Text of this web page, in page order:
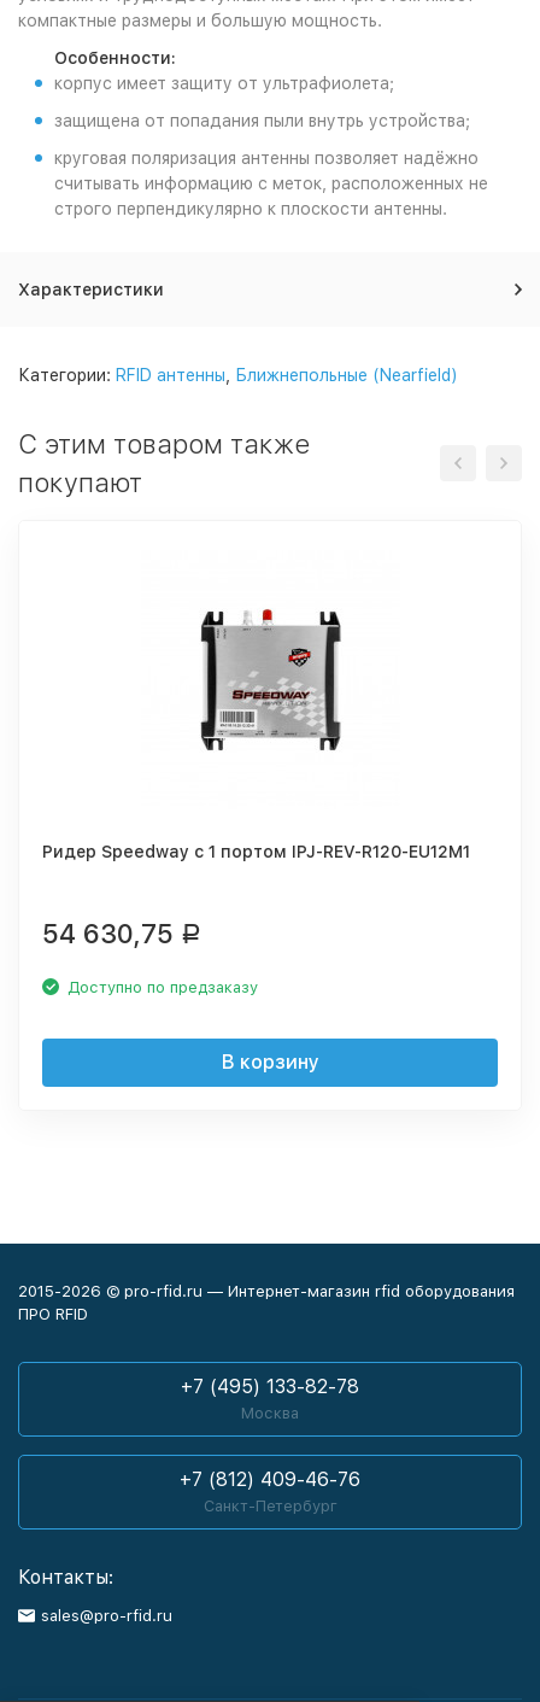
компактные размеры и большую мощность.
Особенности:
корпус имеет защиту от ультрафиолета;
защищена от попадания пыли внутрь устройства;
круговая поляризация антенны позволяет надёжно
считывать информацию с меток, расположенных не
строго перпендикулярно к плоскости антенны.
Характеристики
Категории: RFID антенны Ближнепольные (Nearfield)
С этим товаром также
покупают
Ридер Speedway с 1 портом IPJ-REV-R120-EU12M1
54 630,75 Р
Доступно по предзаказу
В корзину
2015-2026 © pro-rfid.ru — Интернет-магазин rfid оборудования
ПРО RFID
+7 (495) 133-82-78
Москва
+7 (812) 409-46-76
Санкт-Петербург
Контакты:
sales@pro-rfid.ru